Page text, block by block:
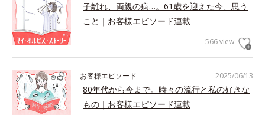
子離れ、両親の病…。61歳を迎えた今、思う
こと｜お客様エピソード連載
566 view
2025/06/13
お客様エピソード
80年代から今まで。時々の流行と私の好きな
もの｜お客様エピソード連載